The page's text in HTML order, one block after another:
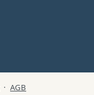
· AGB